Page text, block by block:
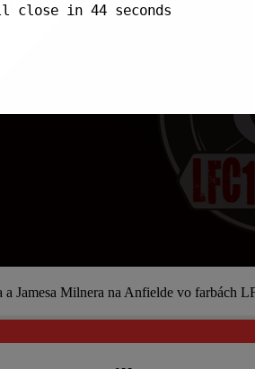
Jamesa Milnera na Anfielde vo farbách
close in 43seconds